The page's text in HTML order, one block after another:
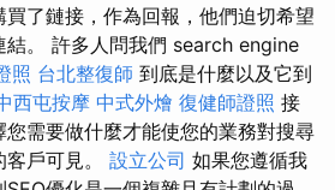
了鏈接，作為回報，他們迫切希望
結。 許多人問我們 search engine
照 台北整復師 到底是什麼以及它到
西屯按摩 中式外燴 復健師證照 接
需要做什麼才能使您的業務對搜尋
戶可見。 設立公司 如果您遵循我